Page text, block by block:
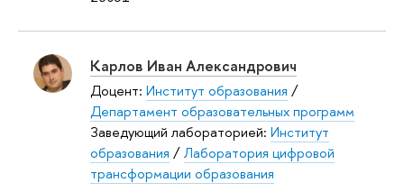
Карлов Иван Александрович
Доцент: Институт образования /
Департамент образовательных программ
Заведующий лабораторией: Институт
образования /Лаборатория цифровой
трансформации образования